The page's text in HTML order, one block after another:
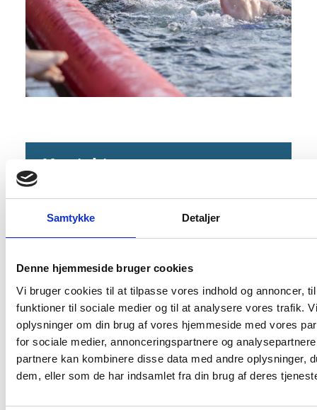
Samtykke Detaljer
Denne hjemmeside bruger cookies
Vi bruger cookies til at tilpasse vores indhold og annoncer,
funktioner til sociale medier og til at analysere vores trafik.
oplysninger om din brug af vores hjemmeside med vores
for sociale medier, annonceringspartnere og
partnere kan kombinere disse data med andre oplysninger,
dem, eller som de har indsamlet fra din brug af deres
Kontakt os
Kultur, Idræt og Fritid
Rådhustorvet 10
E-mail: fritid@sonderborg.dk
Send sikker post som borger
Send sikker post som virksomhed
Tlf. nr.:+45 88 72 42 12